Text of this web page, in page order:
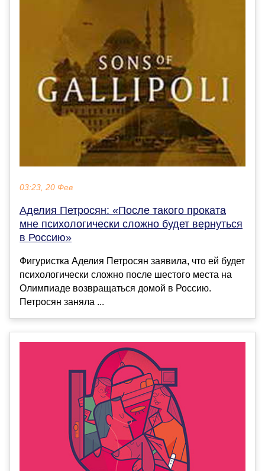
03:23, 20 Фев
Аделия Петросян: «После такого проката
мне психологически сложно будет вернуться
в Россию»
Фигуристка Аделия Петросян заявила, что ей будет
психологически сложно после шестого места на
Олимпиаде возвращаться домой в Россию.
Петросян заняла ...